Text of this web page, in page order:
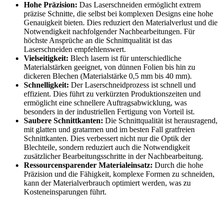
Hohe Präzision: Das Laserschneiden ermöglicht extrem
präzise Schnitte, die selbst bei komplexen Designs eine hohe
Genauigkeit bieten. Dies reduziert den Materialverlust und die
Notwendigkeit nachfolgender Nachbearbeitungen. Für
höchste Ansprüche an die Schnittqualität ist das
Laserschneiden empfehlenswert.
Vielseitigkeit: Blech lasern ist für unterschiedliche
Materialstärken geeignet, von dünnen Folien bis hin zu
dickeren Blechen (Materialstärke 0,5 mm bis 40 mm).
Schnelligkeit: Der Laserschneidprozess ist schnell und
effizient. Dies führt zu verkürzten Produktionszeiten und
ermöglicht eine schnellere Auftragsabwicklung, was
besonders in der industriellen Fertigung von Vorteil ist.
Saubere Schnittkanten: Die Schnittqualität ist herausragend,
mit glatten und gratarmen und im besten Fall gratfreien
Schnittkanten. Dies verbessert nicht nur die Optik der
Blechteile, sondern reduziert auch die Notwendigkeit
zusätzlicher Bearbeitungsschritte in der Nachbearbeitung.
Ressourcensparender Materialeinsatz: Durch die hohe
Präzision und die Fähigkeit, komplexe Formen zu schneiden,
kann der Materialverbrauch optimiert werden, was zu
Kosteneinsparungen führt.